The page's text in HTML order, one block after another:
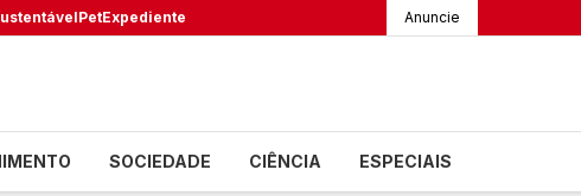
PetExpediente Anuncie
SOCIEDADE CIÊNCIA ESPECIAIS